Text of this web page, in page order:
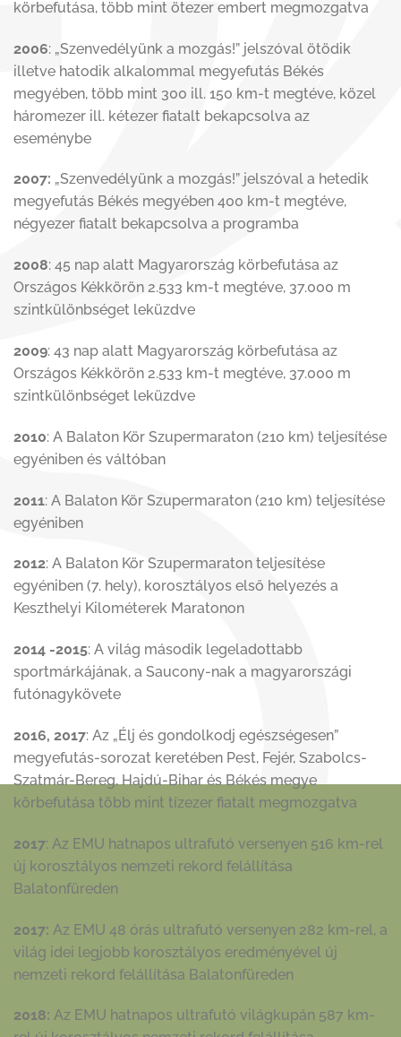
körbefutása, több mint ötezer embert megmozgatva
2006: „Szenvedélyünk a mozgás!” jelszóval ötödik
illetve hatodik alkalommal megyefutás Békés
megyében, több mint 300 ill. 150 km-t megtéve, közel
háromezer ill. kétezer fiatalt bekapcsolva az
eseménybe
2007: „Szenvedélyünk a mozgás!” jelszóval a hetedik
megyefutás Békés megyében 400 km-t megtéve,
négyezer fiatalt bekapcsolva a programba
2008: 45 nap alatt Magyarország körbefutása az
Országos Kékkörön 2.533 km-t megtéve, 37.000 m
szintkülönbséget leküzdve
2009: 43 nap alatt Magyarország körbefutása az
Országos Kékkörön 2.533 km-t megtéve, 37.000 m
szintkülönbséget leküzdve
2010: A Balaton Kör Szupermaraton (210 km) teljesítése
egyéniben és váltóban
2011: A Balaton Kör Szupermaraton (210 km) teljesítése
egyéniben
2012: A Balaton Kör Szupermaraton teljesítése
egyéniben (7. hely), korosztályos első helyezés a
Keszthelyi Kilométerek Maratonon
2014 -2015: A világ második legeladottabb
sportmárkájának, a Saucony-nak a magyarországi
futónagykövete
2016, 2017: Az „Élj és gondolkodj egészségesen”
megyefutás-sorozat keretében Pest, Fejér, Szabolcs-
Szatmár-Bereg, Hajdú-Bihar és Békés megye
körbefutása több mint tízezer fiatalt megmozgatva
2017: Az EMU hatnapos ultrafutó versenyen 516 km-rel
új korosztályos nemzeti rekord felállítása
Balatonfüreden
2017: Az EMU 48 órás ultrafutó versenyen 282 km-rel, a
világ idei legjobb korosztályos eredményével új
nemzeti rekord felállítása Balatonfüreden
2018: Az EMU hatnapos ultrafutó világkupán 587 km-